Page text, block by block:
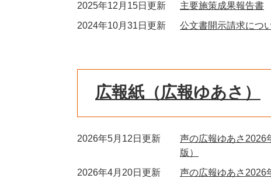
2025年12月15日更新
主要施策成果報告書
2024年10月31日更新
公文書開示請求につ
広報紙（広報ゆあさ）
2026年5月12日更新
声の広報ゆあさ2026
版）
2026年4月20日更新
声の広報ゆあさ2026